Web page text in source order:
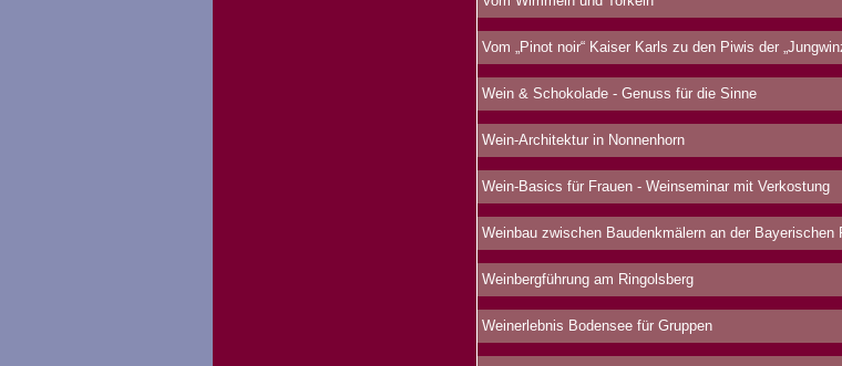
Vom „Pinot noir“ Kaiser Karls zu den Piwis der
Wein & Schokolade - Genuss für die Sinne
Wein-Architektur in Nonnenhorn
Wein-Basics für Frauen - Weinseminar mit Verkostung
Weinbau zwischen Baudenkmälern an der Bayerischen
Weinbergführung am Ringolsberg
Weinerlebnis Bodensee für Gruppen